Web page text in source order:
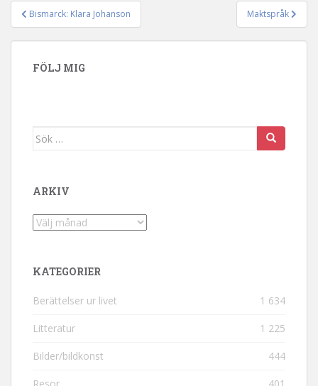
Inläggsnavigering
Bismarck: Klara Johanson Maktspråk
FÖLJ MIG
Sök efter:
ARKIV
Arkiv
KATEGORIER
Berättelser ur livet 1 634
Litteratur 1 225
Bilder/bildkonst 444